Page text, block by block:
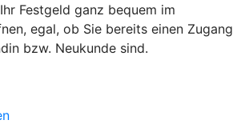
Festgeld ganz bequem im
egal, ob Sie bereits einen Zugang
bzw. Neukunde sind.